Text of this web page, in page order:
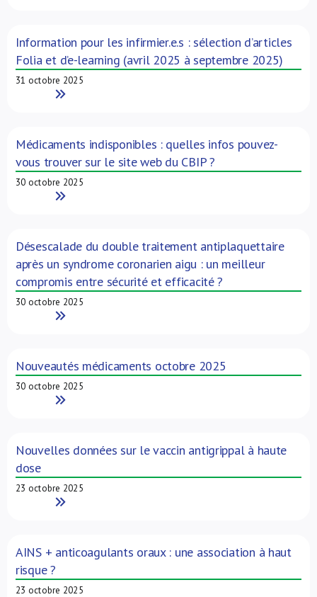
Information pour les infirmier.e.s : sélection d’articles
Folia et d’e-learning (avril 2025 à septembre 2025)
31 octobre 2025
Read More
Médicaments indisponibles : quelles infos pouvez-
vous trouver sur le site web du CBIP ?
30 octobre 2025
Read More
Désescalade du double traitement antiplaquettaire
après un syndrome coronarien aigu : un meilleur
compromis entre sécurité et efficacité ?
30 octobre 2025
Read More
Nouveautés médicaments octobre 2025
30 octobre 2025
Read More
Nouvelles données sur le vaccin antigrippal à haute
dose
23 octobre 2025
Read More
AINS + anticoagulants oraux : une association à haut
risque ?
23 octobre 2025